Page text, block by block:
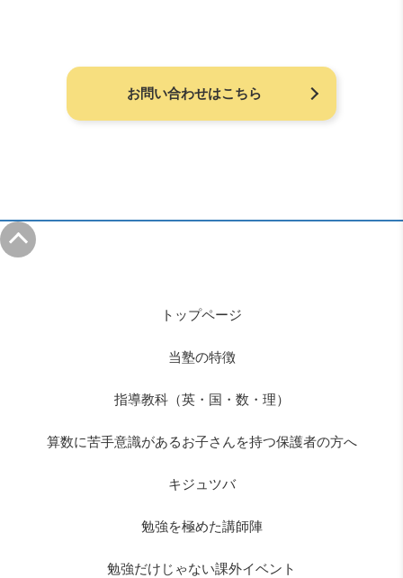
お問い合わせはこちら
トップページ
当塾の特徴
指導教科（英・国・数・理）
算数に苦手意識があるお子さんを持つ保護者の方へ
キジュツバ
勉強を極めた講師陣
勉強だけじゃない課外イベント